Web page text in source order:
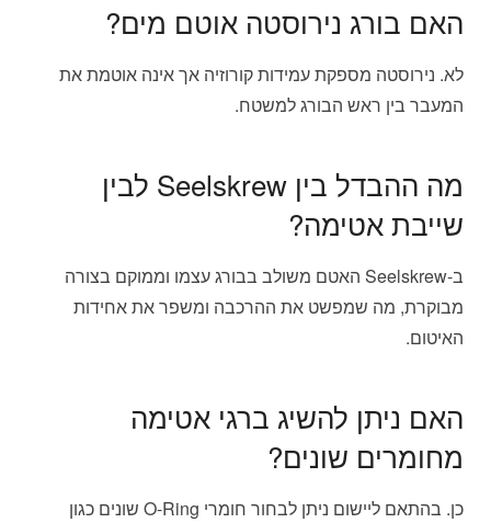
האם בורג נירוסטה אוטם מים?
לא. נירוסטה מספקת עמידות קורוזיה אך אינה אוטמת את
המעבר בין ראש הבורג למשטח.
מה ההבדל בין Seelskrew לבין
שייבת אטימה?
ב-Seelskrew האטם משולב בבורג עצמו וממוקם בצורה
מבוקרת, מה שמפשט את ההרכבה ומשפר את אחידות
האיטום.
האם ניתן להשיג ברגי אטימה
מחומרים שונים?
כן. בהתאם ליישום ניתן לבחור חומרי O-Ring שונים כגון